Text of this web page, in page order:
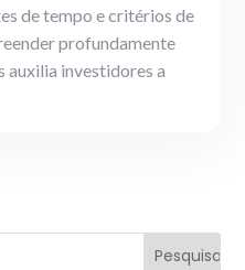
de tempo e critérios de
profundamente
auxilia investidores a